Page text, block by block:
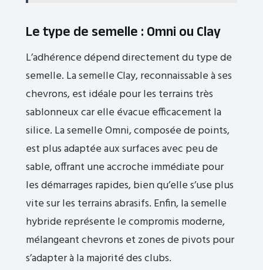
Le type de semelle : Omni ou Clay
L’adhérence dépend directement du type de
semelle. La semelle Clay, reconnaissable à ses
chevrons, est idéale pour les terrains très
sablonneux car elle évacue efficacement la
silice. La semelle Omni, composée de points,
est plus adaptée aux surfaces avec peu de
sable, offrant une accroche immédiate pour
les démarrages rapides, bien qu’elle s’use plus
vite sur les terrains abrasifs. Enfin, la semelle
hybride représente le compromis moderne,
mélangeant chevrons et zones de pivots pour
s’adapter à la majorité des clubs.